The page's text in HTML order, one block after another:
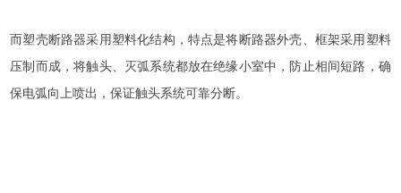
而塑壳断路器采用塑料化结构，特点是将断路器外壳、框架采用塑料
压制而成，将触头、灭弧系统都放在绝缘小室中，防止相间短路，确
保电弧向上喷出，保证触头系统可靠分断。